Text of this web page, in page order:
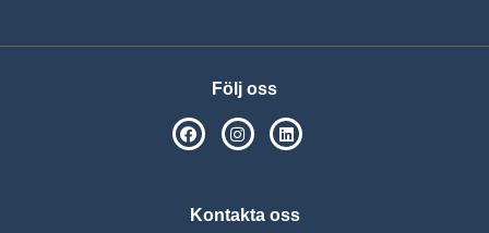
Följ oss
SPSM på Facebook
SPSM på Instagram
Kontakta oss